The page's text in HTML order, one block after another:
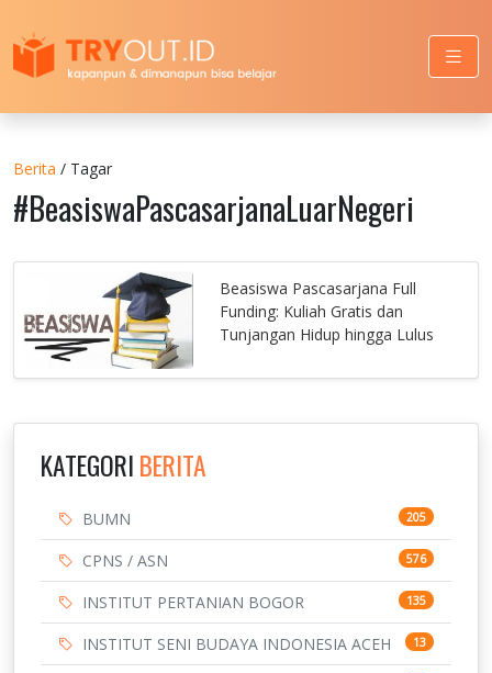
Berita / Tagar
#BeasiswaPascasarjanaLuarNegeri
Beasiswa Pascasarjana Full
Funding: Kuliah Gratis dan
Tunjangan Hidup hingga Lulus
KATEGORI BERITA
BUMN 205
CPNS / ASN 576
INSTITUT PERTANIAN BOGOR 135
INSTITUT SENI BUDAYA INDONESIA ACEH 13